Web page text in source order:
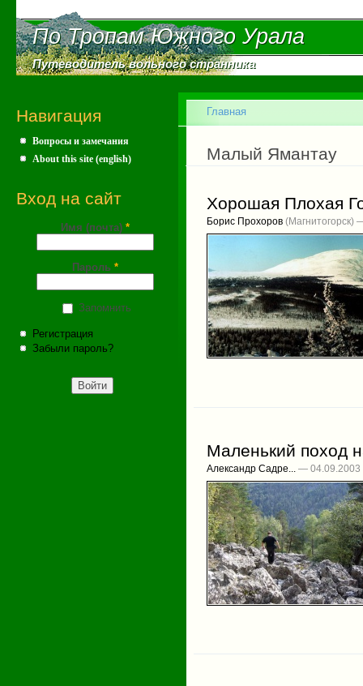
По Тропам Южного Урала
По Тропам Южного Урала
Путеводитель вольного странника
Путеводитель вольного странника
Навигация
Вопросы и замечания
About this site (english)
Вход на сайт
Имя (почта) *
Пароль *
Запомнить
Регистрация
Забыли пароль?
Вы здесь
Главная
Малый Ямантау
Хорошая Плохая
Борис Прохоров (Магнитогорск)
Маленький поход
Александр Садре... — 04.09.2003